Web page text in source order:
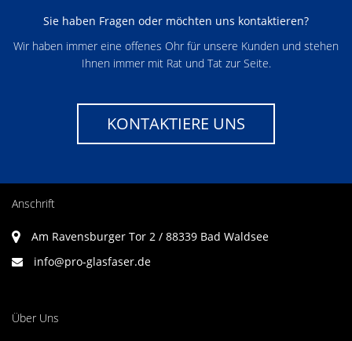
Sie haben Fragen oder möchten uns kontaktieren?
Wir haben immer eine offenes Ohr für unsere Kunden und stehen
Ihnen immer mit Rat und Tat zur Seite.
KONTAKTIERE UNS
Anschrift
Am Ravensburger Tor 2 / 88339 Bad Waldsee
info@pro-glasfaser.de
Über Uns